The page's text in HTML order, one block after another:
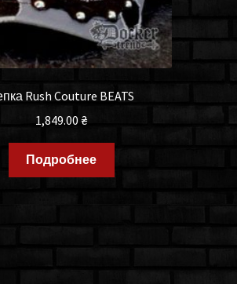
Rush Couture BEATS
1,849.00₴
Подробнее